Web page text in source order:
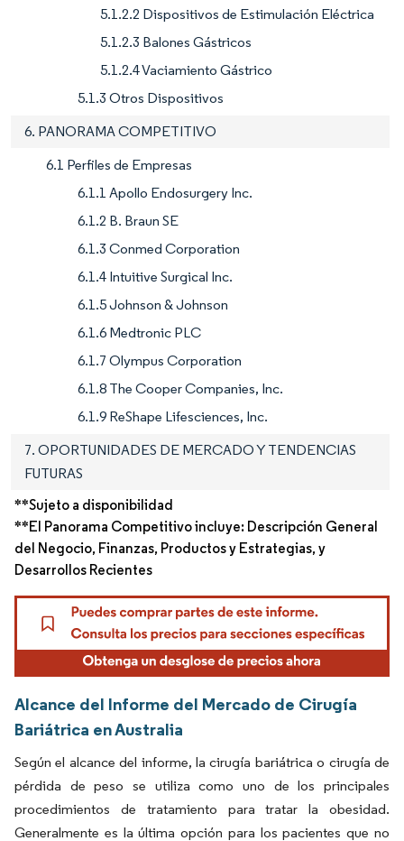
5.1.2.2 Dispositivos de Estimulación Eléctrica
5.1.2.3 Balones Gástricos
5.1.2.4 Vaciamiento Gástrico
5.1.3 Otros Dispositivos
6. PANORAMA COMPETITIVO
6.1 Perfiles de Empresas
6.1.1 Apollo Endosurgery Inc.
6.1.2 B. Braun SE
6.1.3 Conmed Corporation
6.1.4 Intuitive Surgical Inc.
6.1.5 Johnson & Johnson
6.1.6 Medtronic PLC
6.1.7 Olympus Corporation
6.1.8 The Cooper Companies, Inc.
6.1.9 ReShape Lifesciences, Inc.
7. OPORTUNIDADES DE MERCADO Y TENDENCIAS
FUTURAS
**Sujeto a disponibilidad
**El Panorama Competitivo incluye: Descripción General
del Negocio, Finanzas, Productos y Estrategias, y
Desarrollos Recientes
Alcance del Informe del Mercado de Cirugía
Bariátrica en Australia
Según el alcance del informe, la cirugía bariátrica o cirugía de
pérdida de peso se utiliza como uno de los principales
procedimientos de tratamiento para tratar la obesidad.
Generalmente es la última opción para los pacientes que no